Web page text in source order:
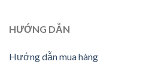
HƯỚNG DẪN
Hướng dẫn mua hàng